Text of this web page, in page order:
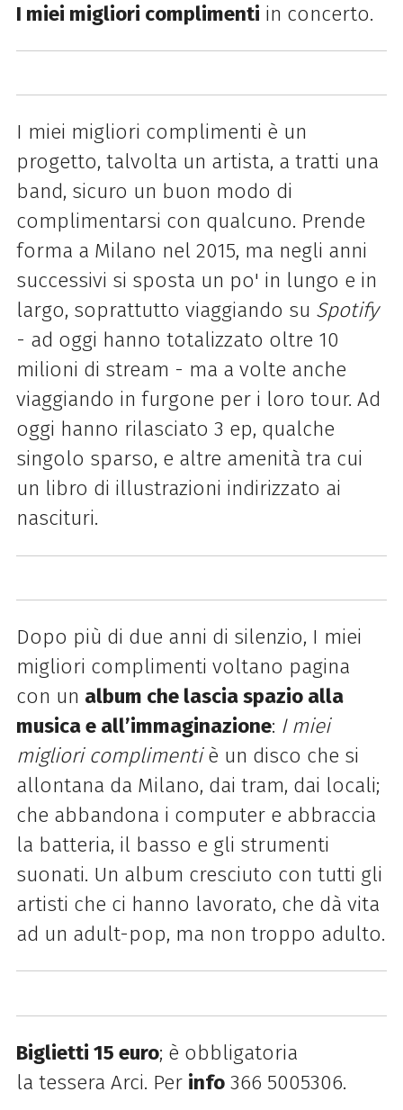
I miei migliori complimenti in concerto.
I miei migliori complimenti è un
progetto, talvolta un artista, a tratti una
band, sicuro un buon modo di
complimentarsi con qualcuno. Prende
forma a Milano nel 2015, ma negli anni
successivi si sposta un po' in lungo e in
largo, soprattutto viaggiando su Spotify
- ad oggi hanno totalizzato oltre 10
milioni di stream - ma a volte anche
viaggiando in furgone per i loro tour. Ad
oggi hanno rilasciato 3 ep, qualche
singolo sparso, e altre amenità tra cui
un libro di illustrazioni indirizzato ai
nascituri.
Dopo più di due anni di silenzio, I miei
migliori complimenti voltano pagina
con un album che lascia spazio alla
musica e all’immaginazione: I miei
migliori complimentiè un disco che si
allontana da Milano, dai tram, dai locali;
che abbandona i computer e abbraccia
la batteria, il basso e gli strumenti
suonati. Un album cresciuto con tutti gli
artisti che ci hanno lavorato, che dà vita
ad un adult-pop, ma non troppo adulto.
Biglietti 15 euro; è obbligatoria
la tessera Arci. Per info366 5005306.